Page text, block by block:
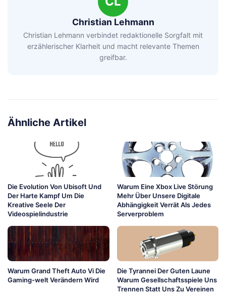
Christian Lehmann
Christian Lehmann verbindet redaktionelle Sorgfalt mit
erzählerischer Klarheit und macht relevante Themen
greifbar.
Ähnliche Artikel
Die Evolution Von Ubisoft Und
Der Harte Kampf Um Die
Kreative Seele Der
Videospielindustrie
Warum Eine Xbox Live Störung
Mehr Über Unsere Digitale
Abhängigkeit Verrät Als Jedes
Serverproblem
Warum Grand Theft Auto Vi Die
Gaming-welt Verändern Wird
Die Tyrannei Der Guten Laune
Warum Gesellschaftsspiele Uns
Trennen Statt Uns Zu Vereinen